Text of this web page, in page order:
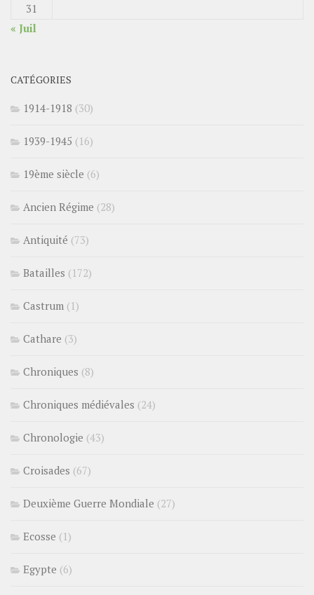
31
« Juil
CATÉGORIES
1914-1918 (30)
1939-1945 (16)
19ème siècle (6)
Ancien Régime (28)
Antiquité (73)
Batailles (172)
Castrum (1)
Cathare (3)
Chroniques (8)
Chroniques médiévales (24)
Chronologie (43)
Croisades (67)
Deuxième Guerre Mondiale (27)
Ecosse (1)
Egypte (6)